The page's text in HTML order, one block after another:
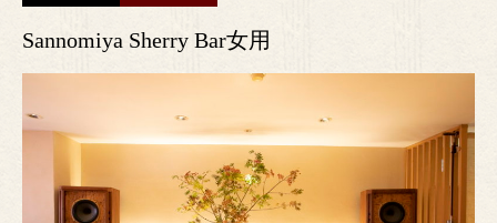
Sannomiya Sherry Bar女用